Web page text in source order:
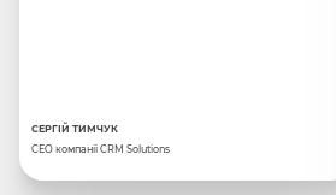
СЕРГІЙ ТИМЧУК
CEO компанії CRM Solutions